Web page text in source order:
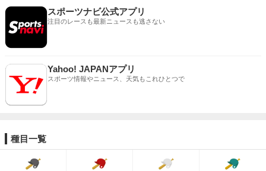
スポーツナビ公式アプリ
注目のレースも最新ニュースも逃さない
Yahoo! JAPANアプリ
スポーツ情報やニュース、天気もこれひとつで
種目一覧